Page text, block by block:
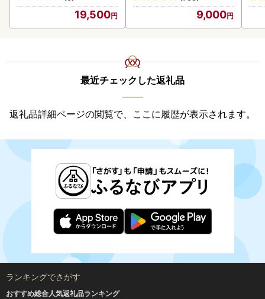
19,500 9,000
最近チェックした返礼品
返礼品詳細ページの閲覧で、ここに履歴が表示されます。
ランキングでさがす
おすすめ総合人気返礼品ランキング